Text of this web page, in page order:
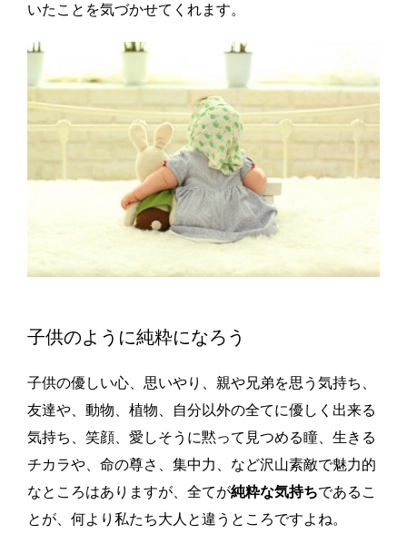
いたことを気づかせてくれます。
子供のように純粋になろう
子供の優しい心、思いやり、親や兄弟を思う気持ち、
友達や、動物、植物、自分以外の全てに優しく出来る
気持ち、笑顔、愛しそうに黙って見つめる瞳、生きる
チカラや、命の尊さ、集中力、など沢山素敵で魅力的
なところはありますが、全てが純粋な気持ちであるこ
とが、何より私たち大人と違うところですよね。